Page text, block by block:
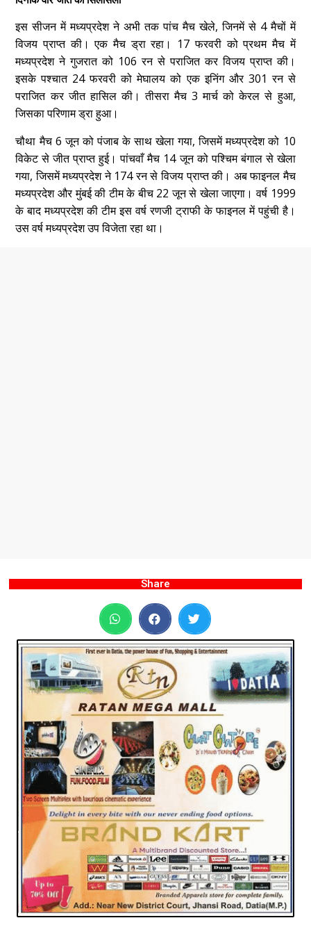
इस सीजन में मध्यप्रदेश ने अभी तक पांच मैच खेले, जिनमें से 4 मैचों में
विजय प्राप्त की। एक मैच ड्रा रहा। 17 फरवरी को प्रथम मैच में
मध्यप्रदेश ने गुजरात को 106 रन से पराजित कर विजय प्राप्त की।
इसके पश्चात 24 फरवरी को मेघालय को एक इनिंग और 301 रन से
पराजित कर जीत हासिल की। तीसरा मैच 3 मार्च को केरल से हुआ,
जिसका परिणाम ड्रा हुआ।
चौथा मैच 6 जून को पंजाब के साथ खेला गया, जिसमें मध्यप्रदेश को 10
विकेट से जीत प्राप्त हुई। पांचवाँ मैच 14 जून को पश्चिम बंगाल से खेला
गया, जिसमें मध्यप्रदेश ने 174 रन से विजय प्राप्त की। अब फाइनल मैच
मध्यप्रदेश और मुंबई की टीम के बीच 22 जून से खेला जाएगा। वर्ष 1999
के बाद मध्यप्रदेश की टीम इस वर्ष रणजी ट्राफी के फाइनल में पहुंची है।
उस वर्ष मध्यप्रदेश उप विजेता रहा था।
Share